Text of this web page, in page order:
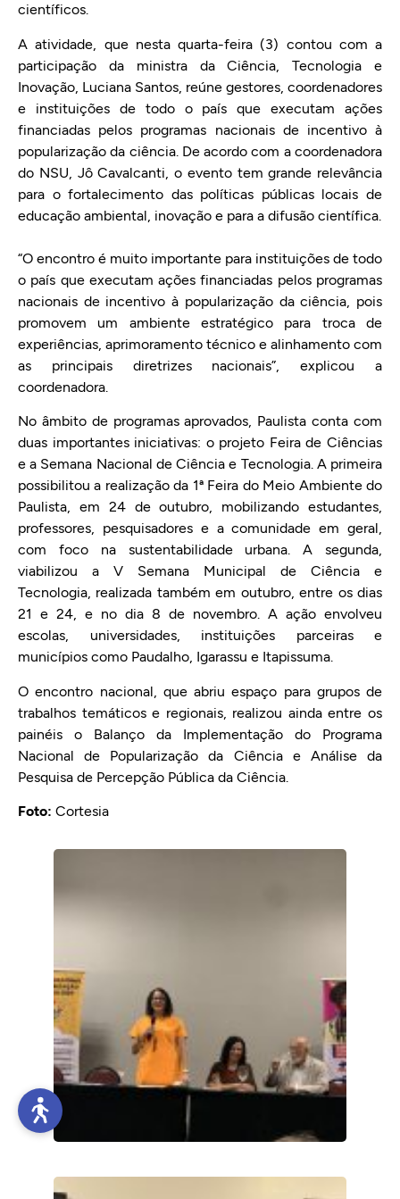
científicos.
A atividade, que nesta quarta-feira (3) contou com a
participação da ministra da Ciência, Tecnologia e
Inovação, Luciana Santos, reúne gestores, coordenadores
e instituições de todo o país que executam ações
financiadas pelos programas nacionais de incentivo à
popularização da ciência. De acordo com a coordenadora
do NSU, Jô Cavalcanti, o evento tem grande relevância
para o fortalecimento das políticas públicas locais de
educação ambiental, inovação e para a difusão científica.
“O encontro é muito importante para instituições de todo
o país que executam ações financiadas pelos programas
nacionais de incentivo à popularização da ciência, pois
promovem um ambiente estratégico para troca de
experiências, aprimoramento técnico e alinhamento com
as principais diretrizes nacionais”, explicou a
coordenadora.
No âmbito de programas aprovados, Paulista conta com
duas importantes iniciativas: o projeto Feira de Ciências
e a Semana Nacional de Ciência e Tecnologia. A primeira
possibilitou a realização da 1ª Feira do Meio Ambiente do
Paulista, em 24 de outubro, mobilizando estudantes,
professores, pesquisadores e a comunidade em geral,
com foco na sustentabilidade urbana. A segunda,
viabilizou a V Semana Municipal de Ciência e
Tecnologia, realizada também em outubro, entre os dias
21 e 24, e no dia 8 de novembro. A ação envolveu
escolas, universidades, instituições parceiras e
municípios como Paudalho, Igarassu e Itapissuma.
O encontro nacional, que abriu espaço para grupos de
trabalhos temáticos e regionais, realizou ainda entre os
painéis o Balanço da Implementação do Programa
Nacional de Popularização da Ciência e Análise da
Pesquisa de Percepção Pública da Ciência.
Foto: Cortesia